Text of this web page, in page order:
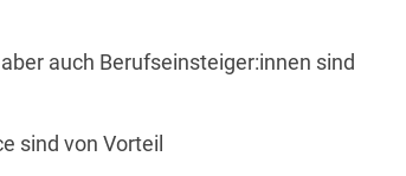
auch Berufseinsteiger:innen sind
sind von Vorteil